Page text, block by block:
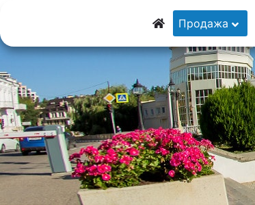
8 (928) 5555-
8 (928) 3054-
Продажа